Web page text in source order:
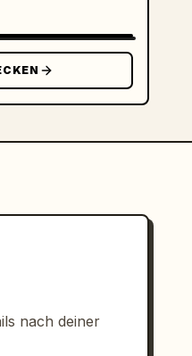
nach deiner